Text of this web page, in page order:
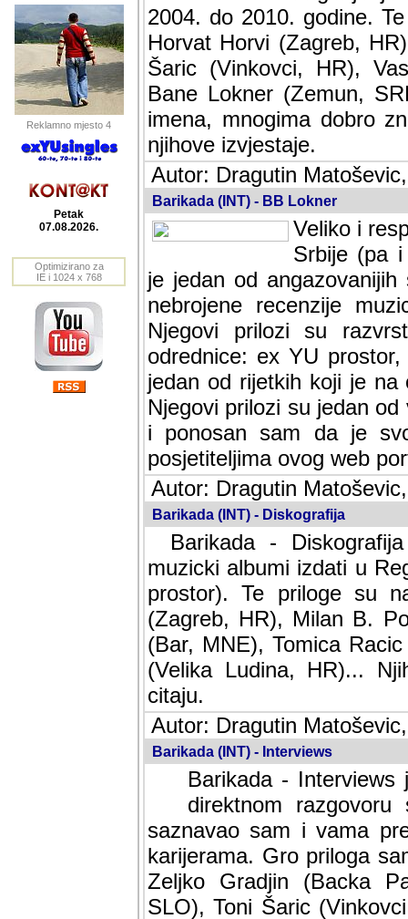
Reklamno mjesto 4
Petak
07.08.2026.
Optimizirano za
IE i 1024 x 768
2004. do 2010. godine.
Horvat Horvi (Zagreb,
Šaric (Vinkovci, HR),
Bane Lokner (Zemun,
imena, mnogima dobro
njihove izvjestaje.
Autor: Dragutin
Barikada (INT) - BB Lokner
Veliko i
Srbije (pa i
jedan od angazovanijih
nebrojene recenzije
Njegovi prilozi su
odrednice: ex YU
jedan od rijetkih koji je
Njegovi prilozi su jedan
i ponosan sam da je
posjetiteljima ovog web
Autor: Dragutin
Barikada (INT) - Diskografija
Barikada -
muzicki albumi izdati u
prostor). Te priloge su
(Zagreb, HR), Milan B.
(Bar, MNE), Tomica
(Velika Ludina, HR)...
citaju.
Autor: Dragutin
Barikada (INT) - Interviews
Barikada -
direktnom
saznavao sam i vama
karijerama. Gro priloga
Zeljko Gradjin (Backa
SLO), Toni Šaric